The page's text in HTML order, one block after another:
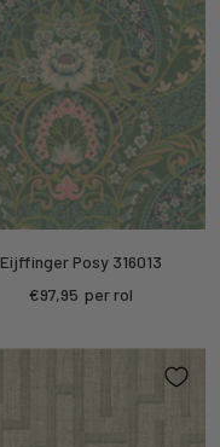
Eijffinger Posy 316013
Kortings
€97,95 per rol